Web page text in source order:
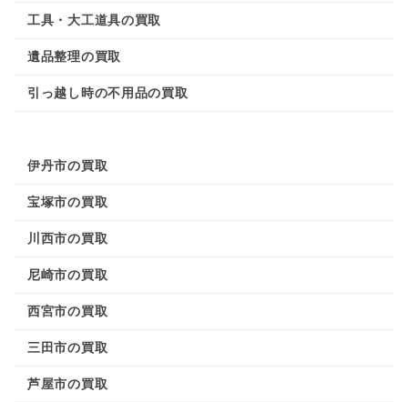
工具・大工道具の買取
遺品整理の買取
引っ越し時の不用品の買取
伊丹市の買取
宝塚市の買取
川西市の買取
尼崎市の買取
西宮市の買取
三田市の買取
芦屋市の買取